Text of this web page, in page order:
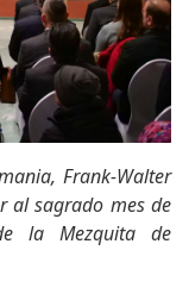
Frank-Walter
al sagrado mes de
la Mezquita de